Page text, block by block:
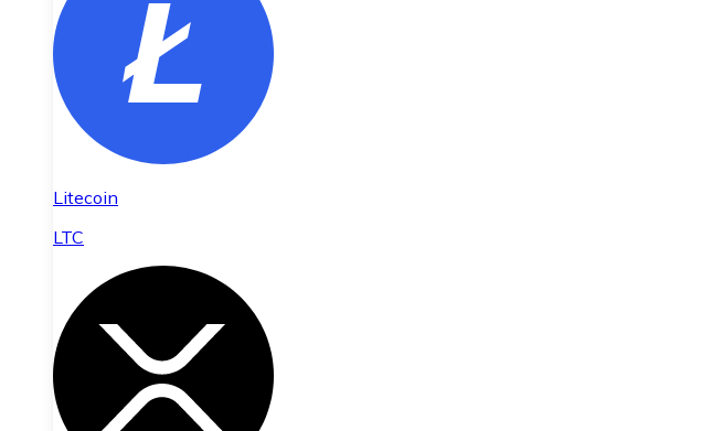
Litecoin
LTC